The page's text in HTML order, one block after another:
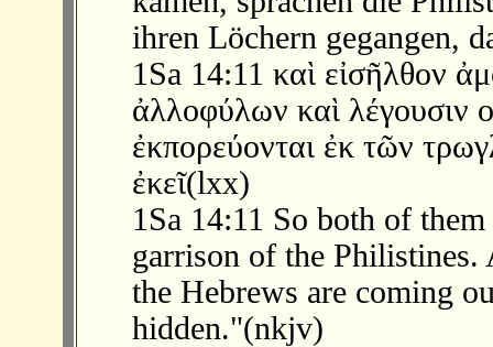
ihren Löchern gegangen,
1Sa 14:11 καὶ εἰσῆλθον
ἀλλοφύλων καὶ λέγουσιν
ἐκπορεύονται ἐκ τῶν
ἐκεῖ(lxx)
1Sa 14:11 So both of
garrison of the
the Hebrews are coming
hidden."(nkjv)